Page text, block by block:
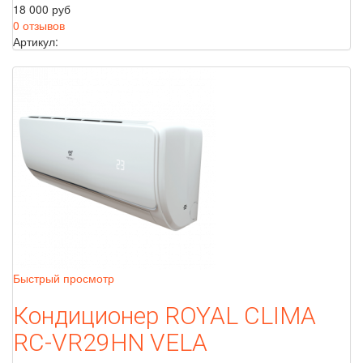
18 000 руб
0 отзывов
Артикул:
Быстрый просмотр
Кондиционер ROYAL CLIMA
RC-VR29HN VELA